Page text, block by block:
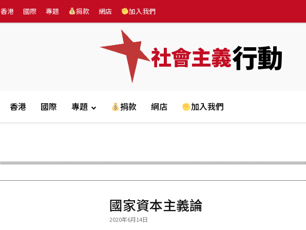
香港 國際 專題 捐款 網店 加入我們
社會主義行動
香港 國際 專題 捐款 網店 加入我們
國家資本主義論
2020年6月14日